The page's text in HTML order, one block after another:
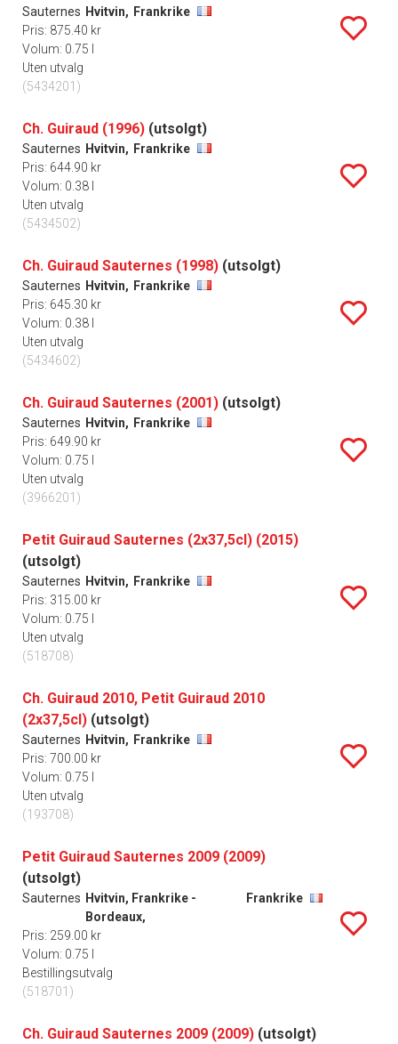
Sauternes Hvitvin, Frankrike
Pris: 875.40 kr
Volum: 0.75 l
Uten utvalg
(5434201)
Ch. Guiraud (1996) (utsolgt)
Sauternes Hvitvin, Frankrike
Pris: 644.90 kr
Volum: 0.38 l
Uten utvalg
(5434502)
Ch. Guiraud Sauternes (1998) (utsolgt)
Sauternes Hvitvin, Frankrike
Pris: 645.30 kr
Volum: 0.38 l
Uten utvalg
(5434602)
Ch. Guiraud Sauternes (2001) (utsolgt)
Sauternes Hvitvin, Frankrike
Pris: 649.90 kr
Volum: 0.75 l
Uten utvalg
(3966201)
Petit Guiraud Sauternes (2x37,5cl) (2015)
(utsolgt)
Sauternes Hvitvin, Frankrike
Pris: 315.00 kr
Volum: 0.75 l
Uten utvalg
(518708)
Ch. Guiraud 2010, Petit Guiraud 2010
(2x37,5cl) (utsolgt)
Sauternes Hvitvin, Frankrike
Pris: 700.00 kr
Volum: 0.75 l
Uten utvalg
(193708)
Petit Guiraud Sauternes 2009 (2009)
(utsolgt)
Sauternes Hvitvin, Frankrike -
Bordeaux,
Frankrike
Pris: 259.00 kr
Volum: 0.75 l
Bestillingsutvalg
(518701)
Ch. Guiraud Sauternes 2009 (2009) (utsolgt)